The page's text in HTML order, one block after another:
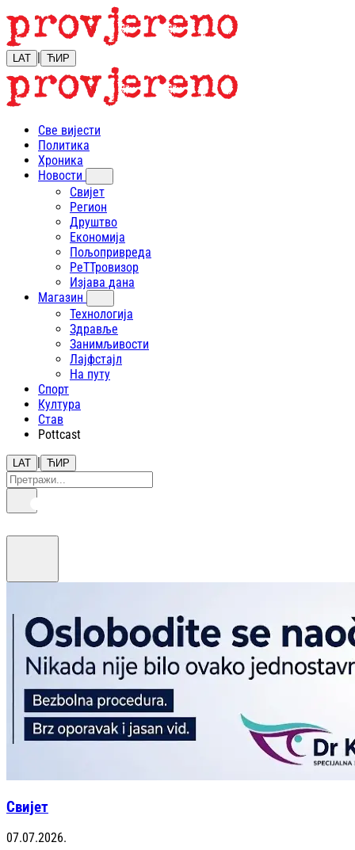
LAT | ЋИР
Све вијести
Политика
Хроника
Новости
Свијет
Регион
Друштво
Економија
Пољопривреда
РеТТровизор
Изјава дана
Магазин
Технологија
Здравље
Занимљивости
Лајфстajл
На путу
Спорт
Култура
Став
Pottcast
LAT | ЋИР
Свијет
07.07.2026.